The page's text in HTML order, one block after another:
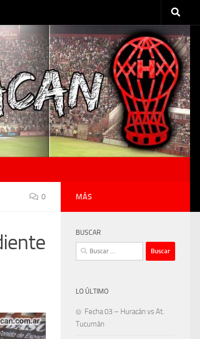
0 MÁS
BUSCAR
Buscar:
LO ÚLTIMO
Fecha 03 – Huracán vs At.
Tucumán